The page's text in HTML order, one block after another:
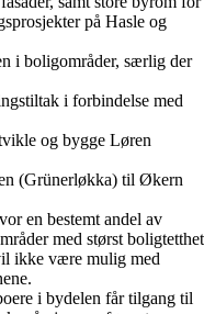
på Hasle og
i boligområder, særlig der
i forbindelse med
og bygge Løren
(Grünerløkka) til Økern
en bestemt andel av
med størst boligtetthet
ikke være mulig med
i bydelen får tilgang til